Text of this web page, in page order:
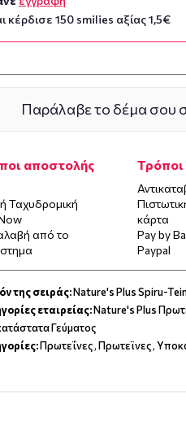
κέρδισε 150 smilies αξίας 1,5€
Παράλαβε το δέμα σου
αποστολής
Ταχυδρομική
από το
κάρτα
Pay by
Paypal
της σειράς:Nature's Plus Spiru-
εταιρείας:Nature's Plus
Γεύματος
Πρωτεΐνες,Πρωτεϊνες,